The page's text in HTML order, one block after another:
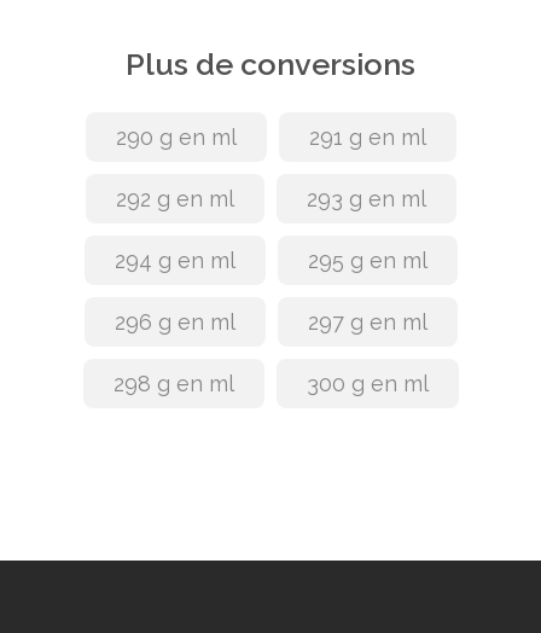
Plus de conversions
290 g en ml 291 g en ml
292 g en ml 293 g en ml
294 g en ml 295 g en ml
296 g en ml 297 g en ml
298 g en ml 300 g en ml